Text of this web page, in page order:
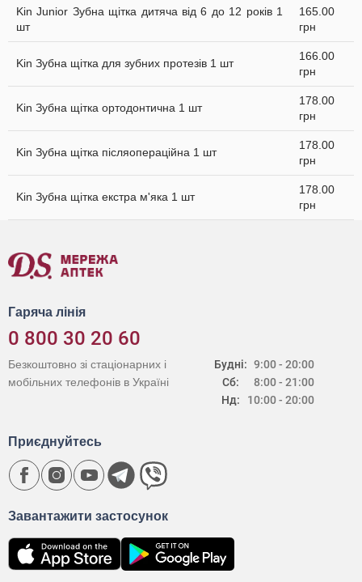
Kin Junior Зубна щітка дитяча від 6 до 12 років 1
шт
165.00
грн
Kin Зубна щітка для зубних протезів 1 шт
166.00
грн
Kin Зубна щітка ортодонтична 1 шт
178.00
грн
Kin Зубна щітка післяопераційна 1 шт
178.00
грн
Kin Зубна щітка екстра м'яка 1 шт
178.00
грн
Гаряча лінія
0 800 30 20 60
Будні:
Сб:
Нд:
9:00 - 20:00
8:00 - 21:00
10:00 - 20:00
Безкоштовно зі стаціонарних і
мобільних телефонів в Україні
Завантажити застосунок
Приєднуйтесь